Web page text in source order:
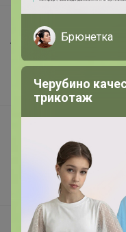
Шоурумы
Торговые марки
Наша команда
В наличии
Реклама на сайте
Поставщикам
support@24-ok.ru
Брюнетка
Черубино
трикотаж